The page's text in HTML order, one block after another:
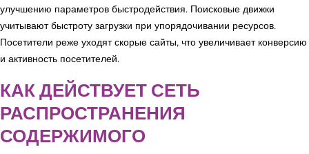
улучшению параметров быстродействия. Поисковые движки
учитывают быстроту загрузки при упорядочивании ресурсов.
Посетители реже уходят скорые сайты, что увеличивает конверсию
и активность посетителей.
КАК ДЕЙСТВУЕТ СЕТЬ
РАСПРОСТРАНЕНИЯ
СОДЕРЖИМОГО